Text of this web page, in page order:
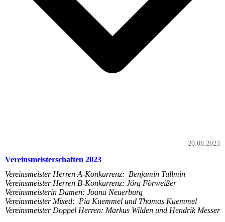
20.08.2023
Vereinsmeisterschaften 2023
Vereinsmeister Herren A-Konkurrenz: Benjamin Tullmin
Vereinsmeister Herren B-Konkurrenz: Jörg Förweißer
Vereinsmeisterin Damen: Joana Neuerburg
Vereinsmeister Mixed: Pia Kuemmel und Thomas Kuemmel
Vereinsmeister Doppel Herren: Markus Wilden und Hendrik Messer